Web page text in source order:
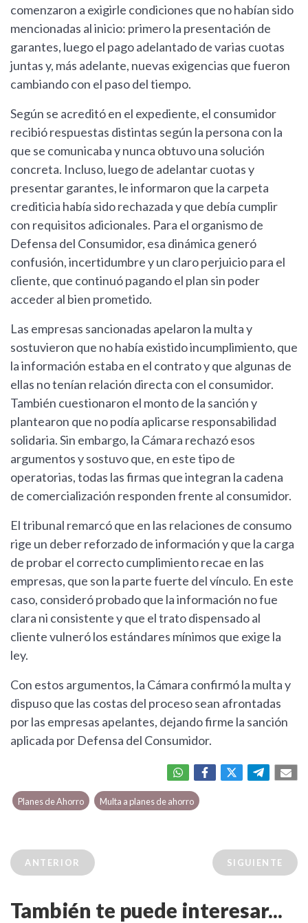
comenzaron a exigirle condiciones que no habían sido
mencionadas al inicio: primero la presentación de
garantes, luego el pago adelantado de varias cuotas
juntas y, más adelante, nuevas exigencias que fueron
cambiando con el paso del tiempo.
Según se acreditó en el expediente, el consumidor
recibió respuestas distintas según la persona con la
que se comunicaba y nunca obtuvo una solución
concreta. Incluso, luego de adelantar cuotas y
presentar garantes, le informaron que la carpeta
crediticia había sido rechazada y que debía cumplir
con requisitos adicionales. Para el organismo de
Defensa del Consumidor, esa dinámica generó
confusión, incertidumbre y un claro perjuicio para el
cliente, que continuó pagando el plan sin poder
acceder al bien prometido.
Las empresas sancionadas apelaron la multa y
sostuvieron que no había existido incumplimiento, que
la información estaba en el contrato y que algunas de
ellas no tenían relación directa con el consumidor.
También cuestionaron el monto de la sanción y
plantearon que no podía aplicarse responsabilidad
solidaria. Sin embargo, la Cámara rechazó esos
argumentos y sostuvo que, en este tipo de
operatorias, todas las firmas que integran la cadena
de comercialización responden frente al consumidor.
El tribunal remarcó que en las relaciones de consumo
rige un deber reforzado de información y que la carga
de probar el correcto cumplimiento recae en las
empresas, que son la parte fuerte del vínculo. En este
caso, consideró probado que la información no fue
clara ni consistente y que el trato dispensado al
cliente vulneró los estándares mínimos que exige la
ley.
Con estos argumentos, la Cámara confirmó la multa y
dispuso que las costas del proceso sean afrontadas
por las empresas apelantes, dejando firme la sanción
aplicada por Defensa del Consumidor.
Planes de Ahorro Multa a planes de ahorro
ANTERIOR SIGUIENTE
También te puede interesar...